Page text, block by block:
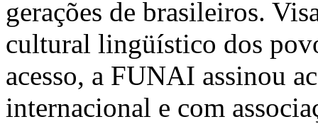
gerações de brasileiros.
cultural lingüístico dos
acesso, a FUNAI assinou
internacional e com